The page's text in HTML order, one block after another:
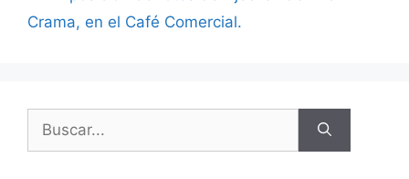
Crama, en el Café Comercial.